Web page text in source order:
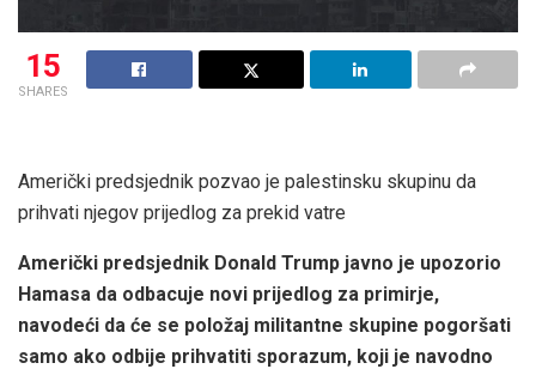
15
SHARES
Američki predsjednik pozvao je palestinsku skupinu da
prihvati njegov prijedlog za prekid vatre
Američki predsjednik Donald Trump javno je upozorio
Hamasa da odbacuje novi prijedlog za primirje,
navodeći da će se položaj militantne skupine pogoršati
samo ako odbije prihvatiti sporazum, koji je navodno